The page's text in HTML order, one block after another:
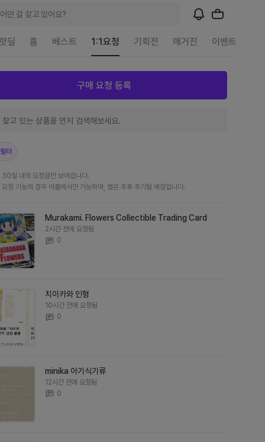
어떤 걸 찾고 있어요?
딜 홈 베스트 1:1요청 기획전 매거진 이벤트
구매 요청 등록
터
30일 내의 요청글만 보여집니다.
요청 기능의 경우 어플에서만 가능하며, 웹은 추후 추가될 예정입니다.
Murakami. Flowers Collectible Trading Card
2시간 전에 요청됨
0
치이카와 인형
10시간 전에 요청됨
0
minika 아기식기류
12시간 전에 요청됨
0